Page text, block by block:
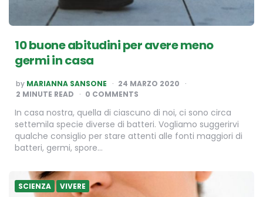
10 buone abitudini per avere meno
germi in casa
POSTED
BY
by MARIANNA SANSONE
24 MARZO 2020
2 MINUTE READ 0 COMMENTS
In casa nostra, quella di ciascuno di noi, ci sono circa
settemila specie diverse di batteri. Vogliamo suggerirvi
qualche consiglio per stare attenti alle fonti maggiori di
batteri, germi, spore…
SCIENZA VIVERE